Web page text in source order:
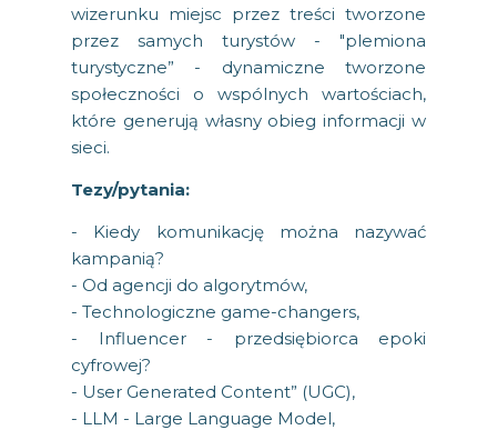
wizerunku miejsc przez treści tworzone
przez samych turystów - "plemiona
turystyczne” - dynamiczne tworzone
społeczności o wspólnych wartościach,
które generują własny obieg informacji w
sieci.
Tezy/pytania:
- Kiedy komunikację można nazywać
kampanią?
- Od agencji do algorytmów,
- Technologiczne game-changers,
- Influencer - przedsiębiorca epoki
cyfrowej?
- User Generated Content” (UGC),
- LLM - Large Language Model,